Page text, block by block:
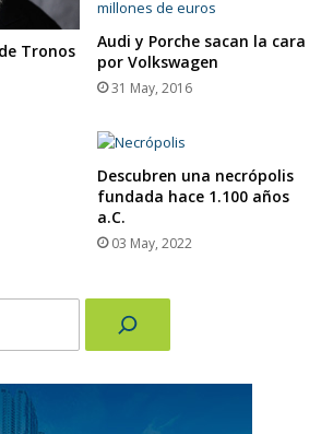
Tronos
Audi y Porche sacan la cara
por Volkswagen
31 May, 2016
Descubren una necrópolis
fundada hace 1.100 años
a.C.
03 May, 2022